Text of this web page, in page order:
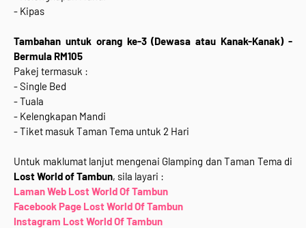
- Kipas
Tambahan untuk orang ke-3 (Dewasa atau Kanak-Kanak) -
Bermula RM105
Pakej termasuk :
- Single Bed
- Tuala
- Kelengkapan Mandi
- Tiket masuk Taman Tema untuk 2 Hari
Untuk maklumat lanjut mengenai Glamping dan Taman Tema di
Lost World of Tambun, sila layari :
Laman Web Lost World Of Tambun
Facebook Page Lost World Of Tambun
Instagram Lost World Of Tambun